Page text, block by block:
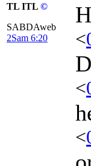
TL ITL ©
SABDAweb
2Sam 6:20
<
<
<